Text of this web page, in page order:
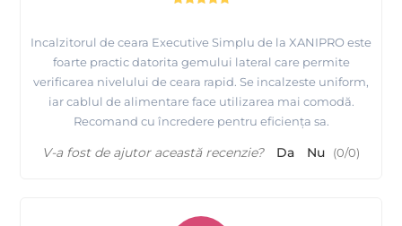
Incalzitorul de ceara Executive Simplu de la XANIPRO este
foarte practic datorita gemului lateral care permite
verificarea nivelului de ceara rapid. Se incalzeste uniform,
iar cablul de alimentare face utilizarea mai comodă.
Recomand cu încredere pentru eficiența sa.
V-a fost de ajutor această recenzie? Da Nu (0/0)